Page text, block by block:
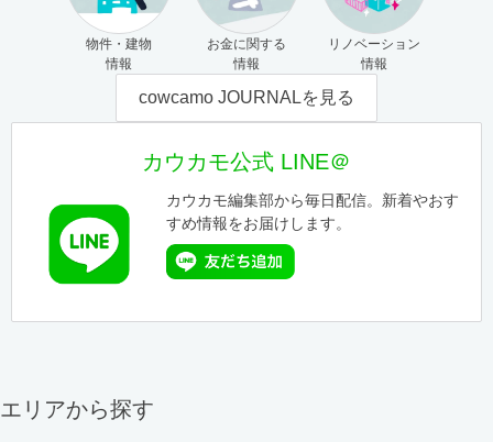
物件・建物
情報
お金に関する
情報
リノベーション
情報
cowcamo JOURNALを見る
カウカモ公式 LINE＠
カウカモ編集部から毎日配信。新着やおす
すめ情報をお届けします。
エリアから探す